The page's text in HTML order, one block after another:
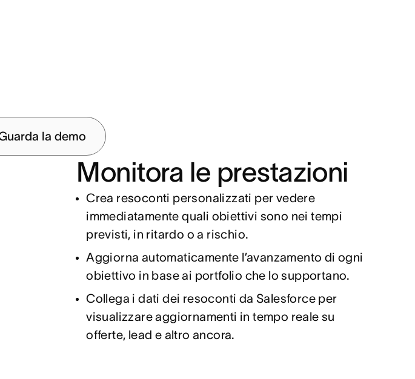
la demo
Monitora le prestazioni
Crea resoconti personalizzati per vedere
immediatamente quali obiettivi sono nei tempi
previsti, in ritardo o a rischio.
Aggiorna automaticamente l’avanzamento di ogni
obiettivo in base ai portfolio che lo supportano.
Collega i dati dei resoconti da Salesforce per
visualizzare aggiornamenti in tempo reale su
offerte, lead e altro ancora.